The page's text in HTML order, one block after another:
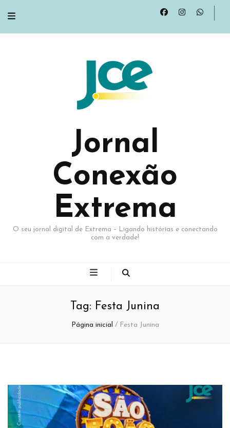
Jornal
Conexão
Extrema
O seu jornal digital de Extrema – Ligando histórias e conectando
com a verdade!
Tag: Festa Junina
Página inicial / Festa Junina